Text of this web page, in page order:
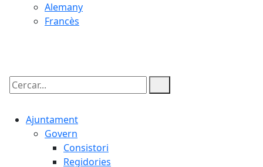
Alemany
Francès
Cercar:
Ajuntament
Govern
Consistori
Regidories